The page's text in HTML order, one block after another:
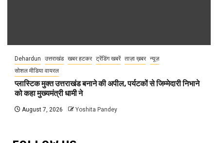
Dehardun उत्तराखंड खबर हटकर ट्रेंडिंग खबरें ताज़ा ख़बर न्यूज़
सोशल मीडिया वायरल
प्लास्टिक मुक्त उत्तराखंड बनाने की अपील, पर्यटकों से जिम्मेदारी निभाने
को कहा मुख्यमंत्री धामी ने
August 7, 2026 Yoshita Pandey